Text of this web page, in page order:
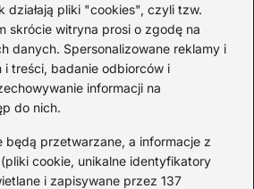
działają pliki "cookies", czyli tzw.
skrócie witryna prosi o zgodę na
danych. Spersonalizowane reklamy i
i treści, badanie odbiorców i
informacji na
do nich.
będą przetwarzane, a informacje z
cookie, unikalne identyfikatory
i zapisywane przez 137
o 1. wojnie
— mało znane
i historie
08-02
ciekawostki o
Kolumbie
2026-07-20